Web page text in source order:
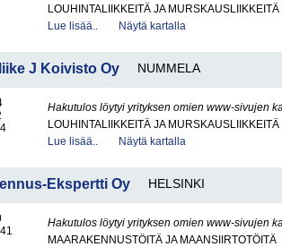
LOUHINTALIIKKEITÄ JA MURSKAUSLIIKKEITÄ
Lue lisää..
Näytä kartalla
J Koivisto Oy NUMMELA
Hakutulos löytyi yrityksen omien www-sivujen
LOUHINTALIIKKEITÄ JA MURSKAUSLIIKKEITÄ
Lue lisää..
Näytä kartalla
Ekspertti Oy HELSINKI
Hakutulos löytyi yrityksen omien www-sivujen
MAARAKENNUSTÖITÄ JA MAANSIIRTOTÖITÄ